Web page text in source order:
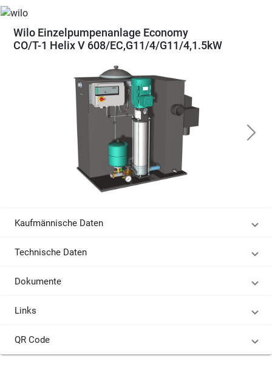
Wilo Einzelpumpenanlage Economy
CO/T-1 Helix V 608/EC,G11/4/G11/4,1.5kW
Kaufmännische Daten
Technische Daten
Dokumente
Links
QR Code